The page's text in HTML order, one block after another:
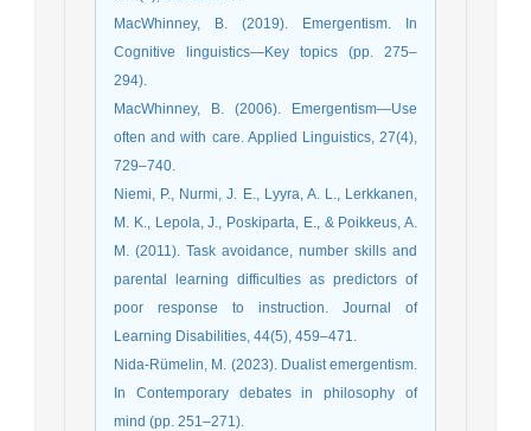
MacWhinney, B. (2019). Emergentism. In
Cognitive linguistics—Key topics (pp. 275–
294).
MacWhinney, B. (2006). Emergentism—Use
often and with care. Applied Linguistics, 27(4),
729–740.
Niemi, P., Nurmi, J. E., Lyyra, A. L., Lerkkanen,
M. K., Lepola, J., Poskiparta, E., & Poikkeus, A.
M. (2011). Task avoidance, number skills and
parental learning difficulties as predictors of
poor response to instruction. Journal of
Learning Disabilities, 44(5), 459–471.
Nida‐Rümelin, M. (2023). Dualist emergentism.
In Contemporary debates in philosophy of
mind (pp. 251–271).